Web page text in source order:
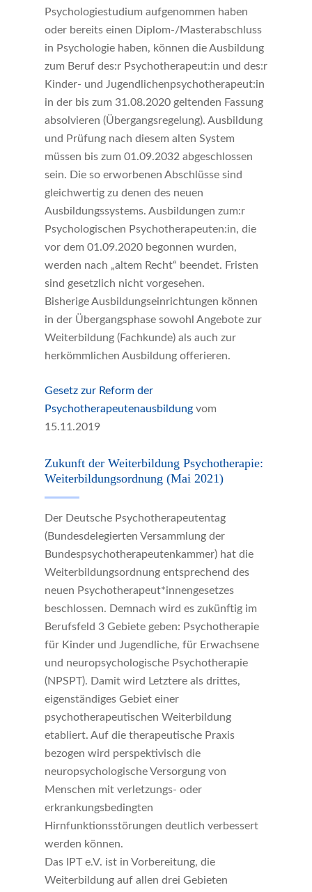
Psychologiestudium aufgenommen haben
oder bereits einen Diplom-/Masterabschluss
in Psychologie haben, können die Ausbildung
zum Beruf des:r Psychotherapeut:in und des:r
Kinder- und Jugendlichenpsychotherapeut:in
in der bis zum 31.08.2020 geltenden Fassung
absolvieren (Übergangsregelung). Ausbildung
und Prüfung nach diesem alten System
müssen bis zum 01.09.2032 abgeschlossen
sein. Die so erworbenen Abschlüsse sind
gleichwertig zu denen des neuen
Ausbildungssystems. Ausbildungen zum:r
Psychologischen Psychotherapeuten:in, die
vor dem 01.09.2020 begonnen wurden,
werden nach „altem Recht“ beendet. Fristen
sind gesetzlich nicht vorgesehen.
Bisherige Ausbildungseinrichtungen können
in der Übergangsphase sowohl Angebote zur
Weiterbildung (Fachkunde) als auch zur
herkömmlichen Ausbildung offerieren.
Gesetz zur Reform der
Psychotherapeutenausbildung vom
15.11.2019
Zukunft der Weiterbildung Psychotherapie:
Weiterbildungsordnung (Mai 2021)
Der Deutsche Psychotherapeutentag
(Bundesdelegierten Versammlung der
Bundespsychotherapeutenkammer) hat die
Weiterbildungsordnung entsprechend des
neuen Psychotherapeut*innengesetzes
beschlossen. Demnach wird es zukünftig im
Berufsfeld 3 Gebiete geben: Psychotherapie
für Kinder und Jugendliche, für Erwachsene
und neuropsychologische Psychotherapie
(NPSPT). Damit wird Letztere als drittes,
eigenständiges Gebiet einer
psychotherapeutischen Weiterbildung
etabliert. Auf die therapeutische Praxis
bezogen wird perspektivisch die
neuropsychologische Versorgung von
Menschen mit verletzungs- oder
erkrankungsbedingten
Hirnfunktionsstörungen deutlich verbessert
werden können.
Das IPT e.V. ist in Vorbereitung, die
Weiterbildung auf allen drei Gebieten